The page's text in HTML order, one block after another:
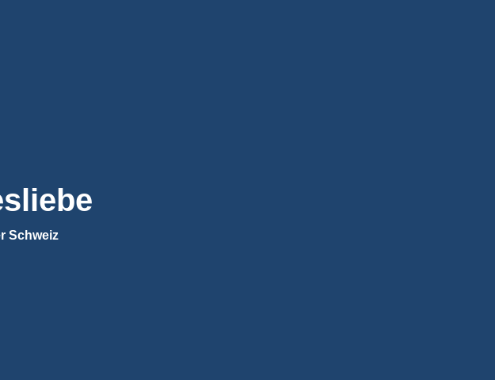
Schweiz